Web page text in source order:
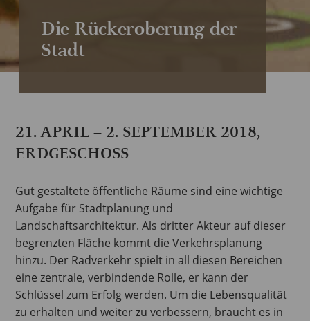
Die Rückeroberung der
Stadt
21. APRIL – 2. SEPTEMBER 2018,
ERDGESCHOSS
Gut gestaltete öffentliche Räume sind eine wichtige
Aufgabe für Stadtplanung und
Landschaftsarchitektur. Als dritter Akteur auf dieser
begrenzten Fläche kommt die Verkehrsplanung
hinzu. Der Radverkehr spielt in all diesen Bereichen
eine zentrale, verbindende Rolle, er kann der
Schlüssel zum Erfolg werden. Um die Lebensqualität
zu erhalten und weiter zu verbessern, braucht es in